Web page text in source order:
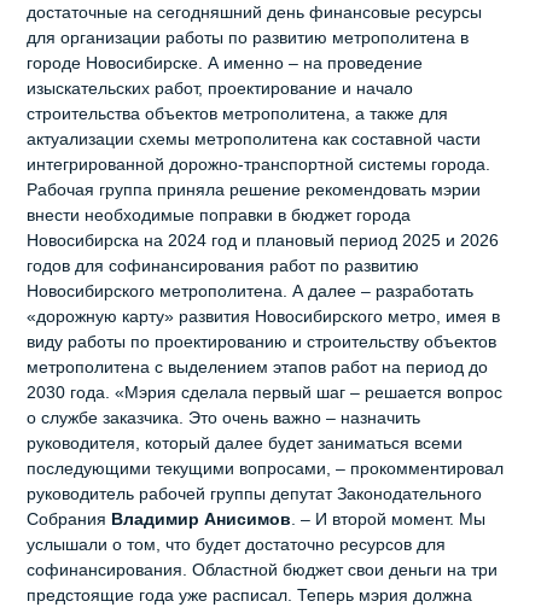
достаточные на сегодняшний день финансовые ресурсы
для организации работы по развитию метрополитена в
городе Новосибирске. А именно – на проведение
изыскательских работ, проектирование и начало
строительства объектов метрополитена, а также для
актуализации схемы метрополитена как составной части
интегрированной дорожно-транспортной системы города.
Рабочая группа приняла решение рекомендовать мэрии
внести необходимые поправки в бюджет города
Новосибирска на 2024 год и плановый период 2025 и 2026
годов для софинансирования работ по развитию
Новосибирского метрополитена. А далее – разработать
«дорожную карту» развития Новосибирского метро, имея в
виду работы по проектированию и строительству объектов
метрополитена с выделением этапов работ на период до
2030 года. «Мэрия сделала первый шаг – решается вопрос
о службе заказчика. Это очень важно – назначить
руководителя, который далее будет заниматься всеми
последующими текущими вопросами, – прокомментировал
руководитель рабочей группы депутат Законодательного
Собрания Владимир Анисимов . – И второй момент. Мы
услышали о том, что будет достаточно ресурсов для
софинансирования. Областной бюджет свои деньги на три
предстоящие года уже расписал. Теперь мэрия должна